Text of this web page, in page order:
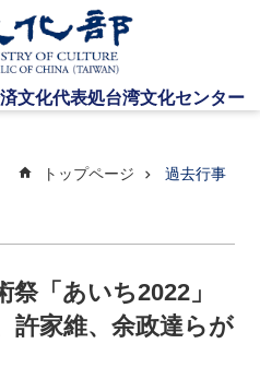
にジャンプします
トップページ 過去行事
祭「あいち2022」
許家維、余政達らが